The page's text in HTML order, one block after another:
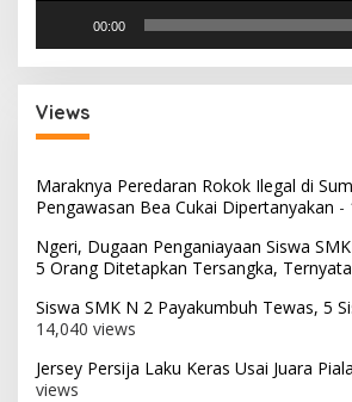
00:00
Views
Maraknya Peredaran Rokok Ilegal di
Pengawasan Bea Cukai Dipertanyakan -
Ngeri, Dugaan Penganiayaan Siswa
5 Orang Ditetapkan Tersangka, Ternyata
Siswa SMK N 2 Payakumbuh Tewas, 5
14,040 views
Jersey Persija Laku Keras Usai Juara
views